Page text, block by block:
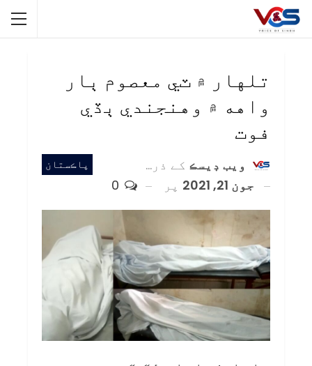
تلهار ۾ ٽي معصوم ٻار
واهه ۾ وهنجندي ٻڏي
فوت
پاڪستان ويب ڊيسڪ کے ذریعہ
جون 21, 2021
پر